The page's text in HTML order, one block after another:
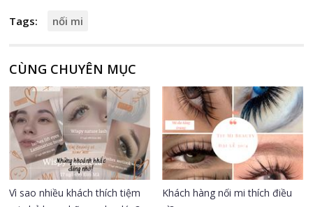
Tags: nối mi
CÙNG CHUYÊN MỤC
Vì sao nhiều khách thích tiệm
Khách hàng nối mi thích điều